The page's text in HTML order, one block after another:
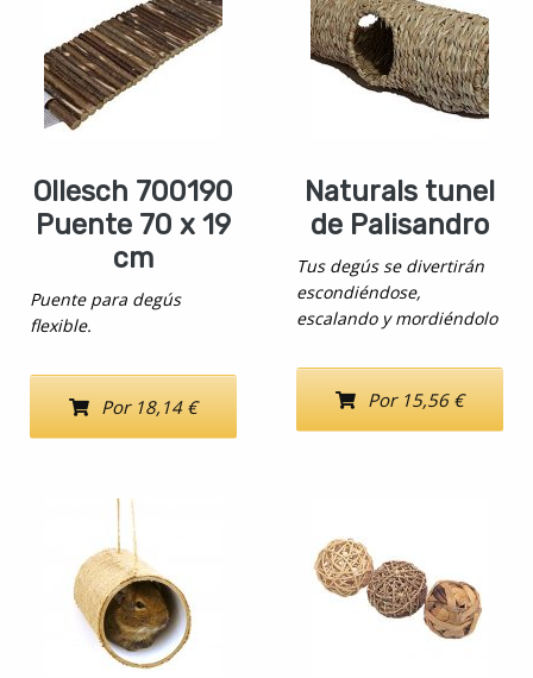
Ollesch 700190
Puente 70 x 19
cm
Puente para degús
flexible.
Por 18,14 €
Naturals tunel
de Palisandro
Tus degús se divertirán
escondiéndose,
escalando y mordiéndolo
Por 15,56 €